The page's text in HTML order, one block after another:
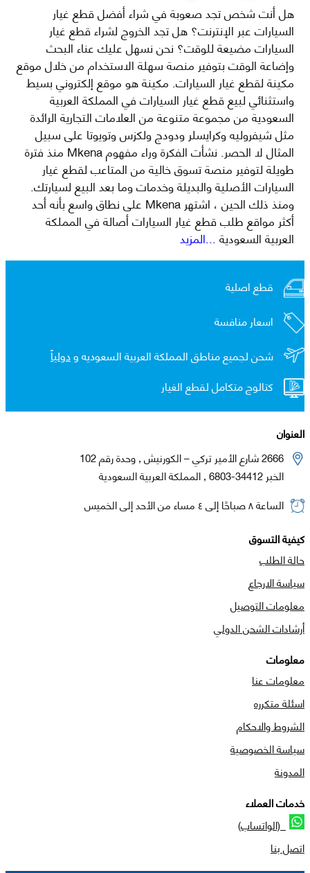
هل أنت شخص تجد صعوبة في شراء أفضل قطع غيار
السيارات عبر الإنترنت؟ هل تجد الخروج لشراء قطع غيار
السيارات مضيعة للوقت؟ نحن نسهل عليك عناء البحث
وإضاعة الوقت بتوفير منصة سهلة الاستخدام من خلال موقع
مكينة لقطع غيار السيارات. مكينة هو موقع إلكتروني بسيط
واستثنائي لبيع قطع غيار السيارات في المملكة العربية
السعودية من مجموعة متنوعة من العلامات التجارية الرائدة
مثل شيفروليه وكرايسلر ودودج ولكزس وتويوتا على سبيل
المثال لا الحصر. نشأت الفكرة وراء مفهوم Mkena منذ فترة
طويلة لتوفير منصة تسوق خالية من المتاعب لقطع غيار
السيارات الأصلية والبديلة وخدمات وما بعد البيع لسيارتك.
ومنذ ذلك الحين ، اشتهر Mkena على نطاق واسع بأنه أحد
أكثر مواقع طلب قطع غيار السيارات أصالة في المملكة
العربية السعودية...المزيد
قطع اصلية
اسعار منافسة
شحن لجميع مناطق المملكة العربية السعوديه ودولياً
كتالوج متكامل لقطع الغيار
العنوان
2666 شارع الأمير تركي – الكورنيش , وحدة رقم 102
الخبر 34412-6803 , المملكة العربية السعودية
الساعة ٨ صباحًا إلى ٤ مساء من الأحد إلى الخميس
كيفية التسوق
حالة الطلب
سياسة الارجاع
معلومات التوصيل
أرشادات الشحن الدولي
معلومات
معلومات عنا
اسئلة متكرره
الشروط والاحكام
سياسة الخصوصية
المدونة
خدمات العملاء
(الواتساب)
اتصل بنا